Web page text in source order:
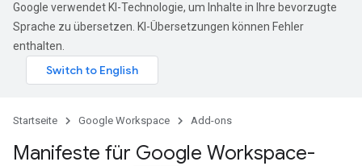
Google verwendet KI-Technologie, um Inhalte in Ihre bevorzugte
Sprache zu übersetzen. KI-Übersetzungen können Fehler
enthalten.
Startseite Google Workspace Add-ons
Manifeste für Google Workspace-